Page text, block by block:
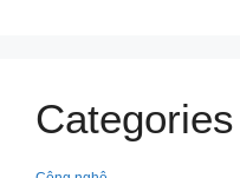
Categories